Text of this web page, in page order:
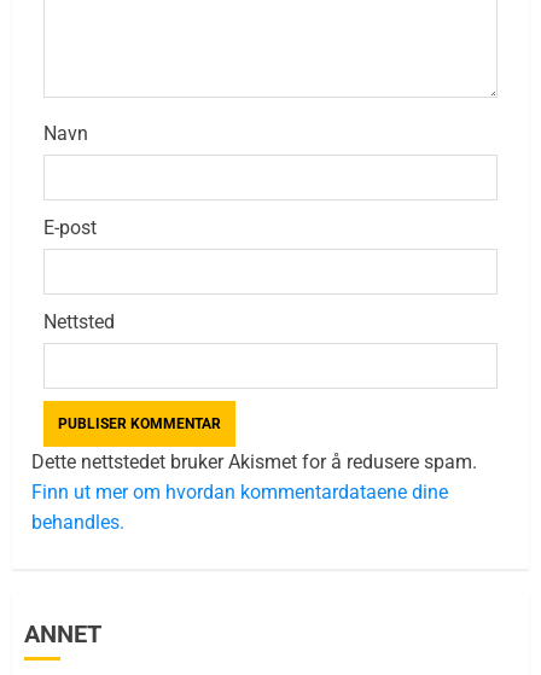
Navn
E-post
Nettsted
Dette nettstedet bruker Akismet for å redusere spam.
Finn ut mer om hvordan kommentardataene dine
behandles.
ANNET